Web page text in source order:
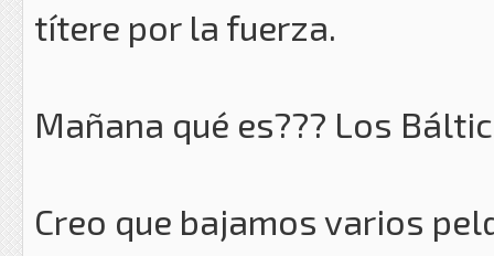
títere por la fuerza.
Mañana qué es??? Los
Creo que bajamos varios